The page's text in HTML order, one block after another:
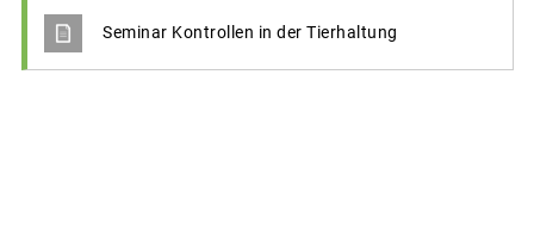
Seminar Kontrollen in der Tierhaltung